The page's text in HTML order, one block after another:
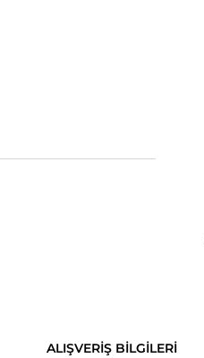
ALIŞVERİŞ BİLGİLERİ